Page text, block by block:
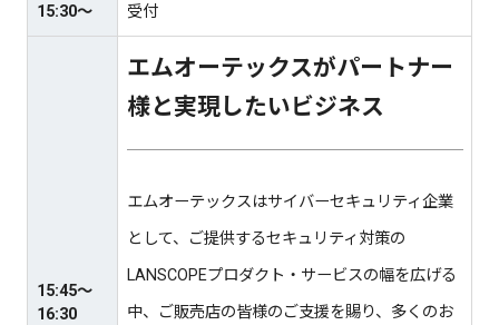
15:30～ 受付
15:45〜
16:30
エムオーテックスがパートナー
様と実現したいビジネス
エムオーテックスはサイバーセキュリティ企業
として、ご提供するセキュリティ対策の
LANSCOPEプロダクト・サービスの幅を広げる
中、ご販売店の皆様のご支援を賜り、多くのお